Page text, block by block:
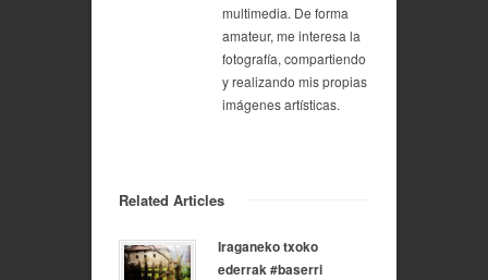
multimedia. De forma
amateur, me interesa la
fotografía, compartiendo
y realizando mis propias
imágenes artísticas.
Related Articles
Iraganeko txoko
ederrak #baserri